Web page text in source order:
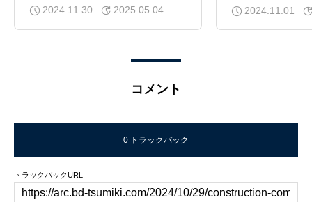
2024.11.30 2025.05.04
も効果的な理由
2024.11.01
コメント
0 トラックバック
トラックバックURL